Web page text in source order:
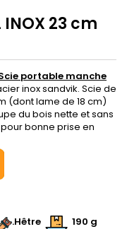
INOX 23 cm
portable manche
inox sandvik. Scie de
(dont lame de 18 cm)
du bois nette et sans
bonne prise en
.Hêtre 190 g